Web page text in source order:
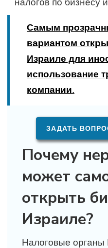
налогов по бизнесу
Самым
вариантом
Израиле для
использование
компании.
ЗАДАТЬ
Почему
может
открыть
Израиле?
Налоговые